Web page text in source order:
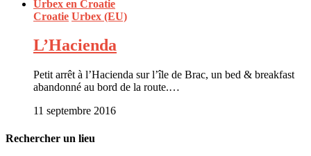
Croatie Urbex (EU)
L’Hacienda
Petit arrêt à l’Hacienda sur l’île de Brac, un bed & breakfast
abandonné au bord de la route.…
11 septembre 2016
Rechercher un lieu